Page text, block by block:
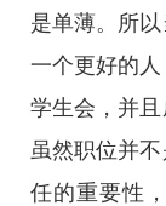
是单薄。所
一个更好的
学生会，并
虽然职位并
任的重要性